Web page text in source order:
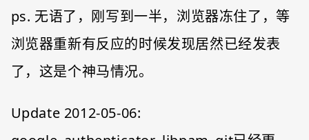
ps. 无语了，刚写到一半，浏览器冻住了，等
浏览器重新有反应的时候发现居然已经发表
了，这是个神马情况。
Update 2012-05-06: